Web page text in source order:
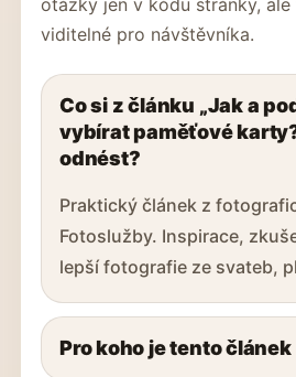
viditelné pro návštěvníka.
Co si z článku „Jak a
vybírat paměťové
odnést?
Praktický článek z
Fotoslužby. Inspirace,
lepší fotografie ze svateb,
Pro koho je tento